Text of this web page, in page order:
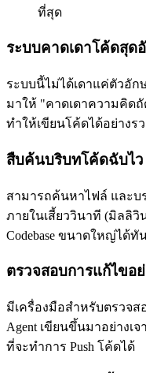
ที่สุด
ระบบคาดเดาโค้ดสุด
ระบบนี้ไม่ได้เดาแค่ตัวอั
มาให้ "คาดเดาความคิดถัด
ทำให้เขียนโค้ดได้อย่างร
สืบค้นบริบทโค้ดฉับไว
สามารถค้นหาไฟล์ และบ
ภายในเสี้ยววินาที (มิลลิวิ
Codebase ขนาดใหญ่ได้ทั
ตรวจสอบการแก้ไขอย่
มีเครื่องมือสำหรับตรวจ
Agent เขียนขึ้นมาอย่าง
ที่จะทำการ Push โค้ดได้